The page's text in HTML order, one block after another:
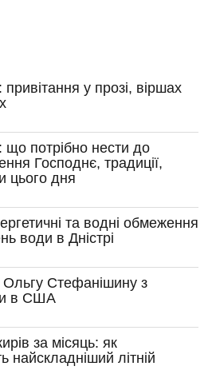
у прозі, віршах
потрібно нести до
Господнє, традиції,
цього дня
та водні обмеження
води в Дністрі
Ольгу Стефанішину з
в США
за місяць: як
найскладніший літній